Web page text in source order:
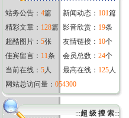
站务公告： 4篇 新闻动态： 101篇
精彩文章： 128篇 影音欣赏： 19条
超酷图片： 5张 友情链接： 10个
佳宾留言： 11条 会员总数： 24个
当前在线： 5人 最高在线： 125人
网站总访问量： 054300
:::超 级 搜 索:::